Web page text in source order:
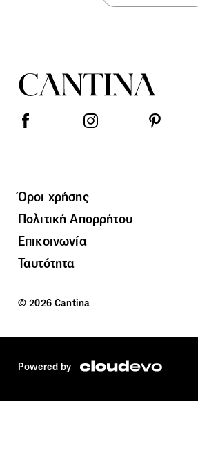
Όροι χρήσης
Πολιτική Απορρήτου
Επικοινωνία
Ταυτότητα
© 2026 Cantina
Powered by